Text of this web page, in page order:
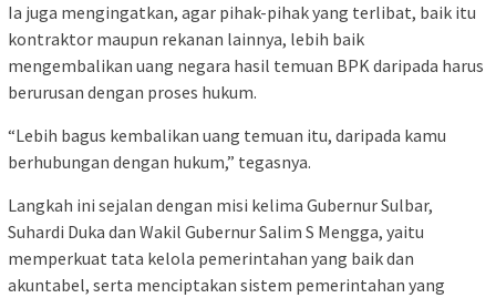
Ia juga mengingatkan, agar pihak-pihak yang terlibat, baik itu
kontraktor maupun rekanan lainnya, lebih baik
mengembalikan uang negara hasil temuan BPK daripada harus
berurusan dengan proses hukum.
“Lebih bagus kembalikan uang temuan itu, daripada kamu
berhubungan dengan hukum,” tegasnya.
Langkah ini sejalan dengan misi kelima Gubernur Sulbar,
Suhardi Duka dan Wakil Gubernur Salim S Mengga, yaitu
memperkuat tata kelola pemerintahan yang baik dan
akuntabel, serta menciptakan sistem pemerintahan yang